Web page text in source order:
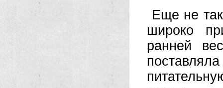
Еще не
широко
ранней